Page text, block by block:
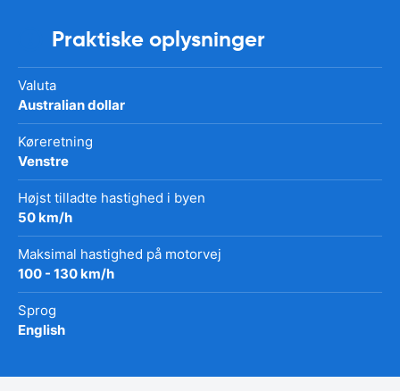
Praktiske oplysninger
Valuta
Australian dollar
Køreretning
Venstre
Højst tilladte hastighed i byen
50 km/h
Maksimal hastighed på motorvej
100 - 130 km/h
Sprog
English